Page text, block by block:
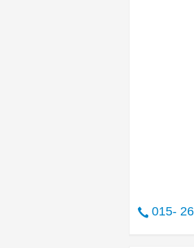
015-